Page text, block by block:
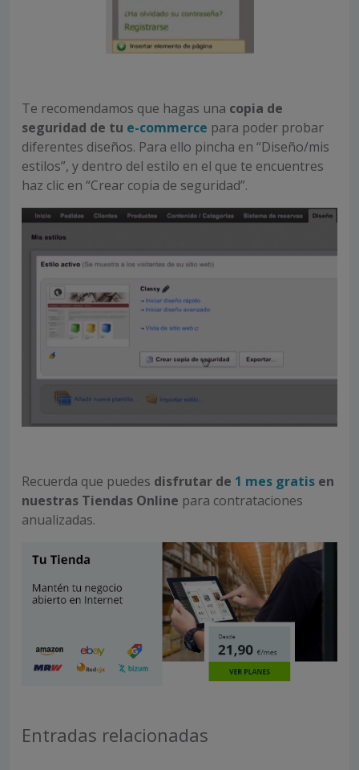
Te recomendamos que hagas una copia de
seguridad de tu e-commerce para poder probar
diferentes diseños. Para ello pincha en “Diseño/mis
estilos”, y dentro del estilo en el que te encuentres
haz clic en “Crear copia de seguridad”.
Recuerda que puedes disfrutar de 1 mes gratis en
nuestras Tiendas Online para contrataciones
anualizadas.
Entradas relacionadas